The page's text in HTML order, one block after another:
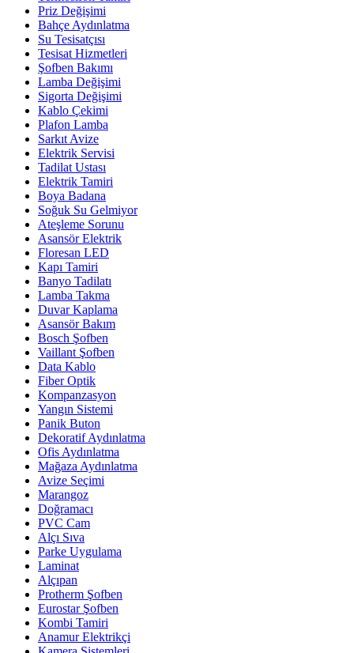
Priz Değişimi
Bahçe Aydınlatma
Su Tesisatçısı
Tesisat Hizmetleri
Şofben Bakımı
Lamba Değişimi
Sigorta Değişimi
Kablo Çekimi
Plafon Lamba
Sarkıt Avize
Elektrik Servisi
Tadilat Ustası
Elektrik Tamiri
Boya Badana
Soğuk Su Gelmiyor
Ateşleme Sorunu
Asansör Elektrik
Floresan LED
Kapı Tamiri
Banyo Tadilatı
Lamba Takma
Duvar Kaplama
Asansör Bakım
Bosch Şofben
Vaillant Şofben
Data Kablo
Fiber Optik
Kompanzasyon
Yangın Sistemi
Panik Buton
Dekoratif Aydınlatma
Ofis Aydınlatma
Mağaza Aydınlatma
Avize Seçimi
Marangoz
Doğramacı
PVC Cam
Alçı Sıva
Parke Uygulama
Laminat
Alçıpan
Protherm Şofben
Eurostar Şofben
Kombi Tamiri
Anamur Elektrikçi